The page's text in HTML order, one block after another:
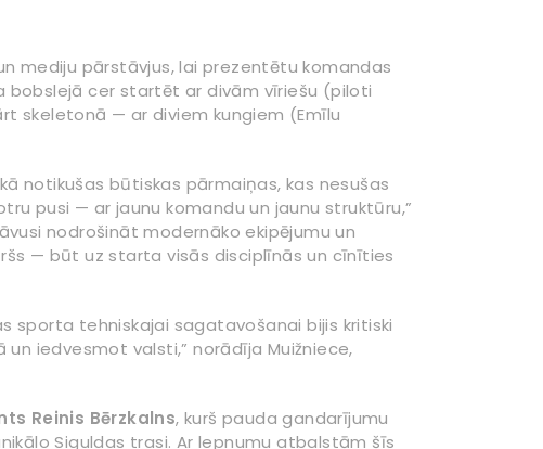
mediju pārstāvjus, lai prezentētu komandas
bobslejā cer startēt ar divām vīriešu (piloti
skeletonā — ar diviem kungiem (Emīlu
notikušas būtiskas pārmaiņas, kas nesušas
pusi — ar jaunu komandu un jaunu struktūru,”
nodrošināt modernāko ekipējumu un
— būt uz starta visās disciplīnās un cīnīties
sporta tehniskajai sagatavošanai bijis kritiski
iedvesmot valsti,” norādīja Muižniece,
Reinis Bērzkalns, kurš pauda gandarījumu
Siguldas trasi. Ar lepnumu atbalstām šīs